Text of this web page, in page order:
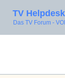
TV
Das TV Forum -